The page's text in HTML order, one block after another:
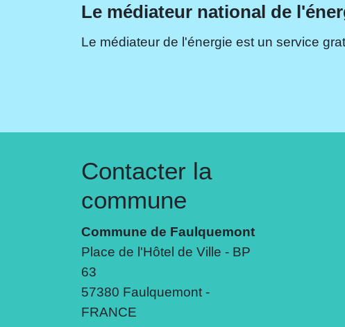
Le médiateur national de
Le médiateur de l'énergie est un service
Contacter la
commune
Commune de Faulquemont
Place de l'Hôtel de Ville - BP
63
57380 Faulquemont -
FRANCE